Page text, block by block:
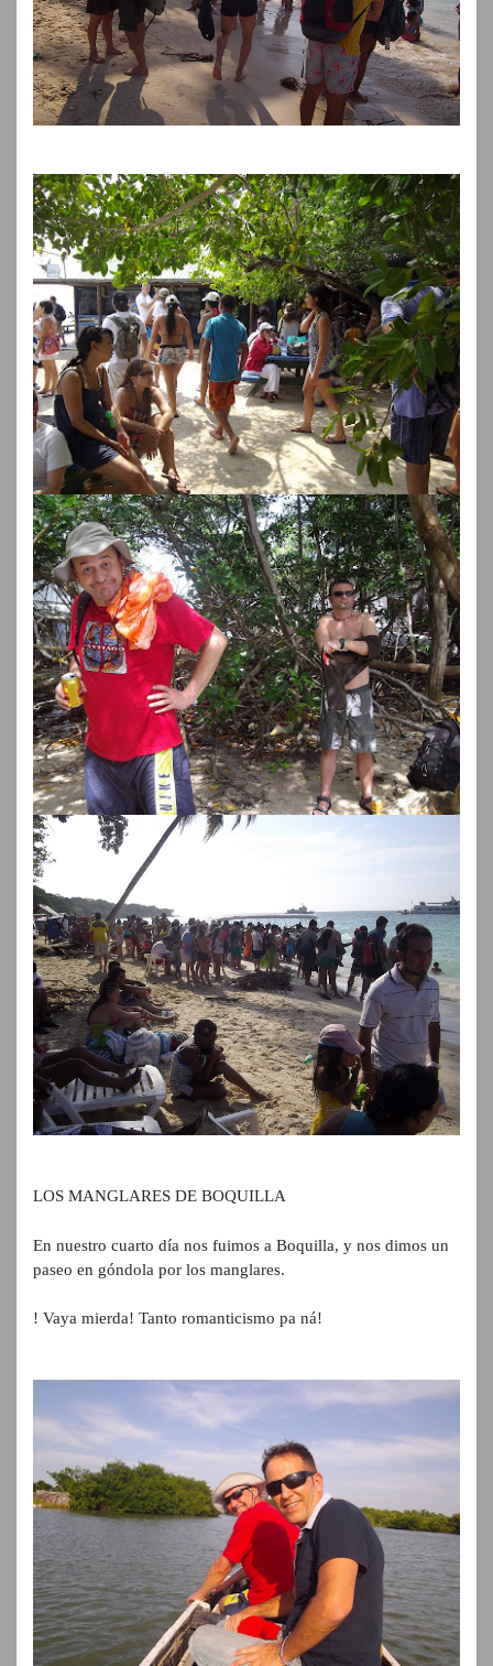
LOS MANGLARES DE BOQUILLA
En nuestro cuarto día nos fuimos a Boquilla, y nos dimos un
paseo en góndola por los manglares.
! Vaya mierda! Tanto romanticismo pa ná!